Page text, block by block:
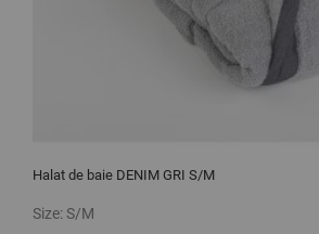
Halat de baie DENIM GRI S/M
Size:S/M